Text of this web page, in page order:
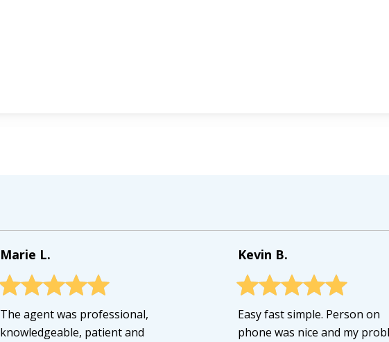
Marie L.
The agent was professional,
knowledgeable, patient and
Kevin B.
Easy fast simple. Person on
phone was nice and my